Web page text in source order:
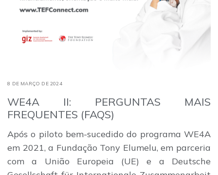
8 DE MARÇO DE 2024
WE4A II: PERGUNTAS MAIS
FREQUENTES (FAQS)
Após o piloto bem-sucedido do programa WE4A
em 2021, a Fundação Tony Elumelu, em parceria
com a União Europeia (UE) e a Deutsche